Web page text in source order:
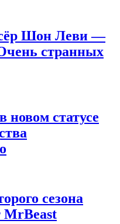
Шон Леви —
странных
статусе
сезона
MrBeast